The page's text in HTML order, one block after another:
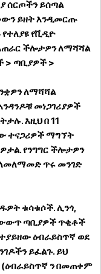
ሰርጦችን ይሰጣል
ይዘት እንዲመርጡ
የቪዲዮ
ችሎታዎን ለማሻሻል
> ጣቢያዎች >
ለማሻሻል
መነጋገሪያዎች
እዚህ በ 11
ተናጋሪዎች ማግኘት
የንግግር ችሎታዎን
ጥሩ መንገድ
ቁሳቁሶች. ሊንጎ,
ጣቢያዎች ጥቂቶች
ዕብራይስጥኛ ወደ
ይፈልጉ. ይህ
(ዕብራይስጥኛ ን በመጠቀም